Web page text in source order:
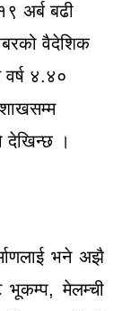
अर्ब बढी
वैदेशिक
वर्ष ४.४०
देखिन्छ ।
भने अझै
मेलम्ची